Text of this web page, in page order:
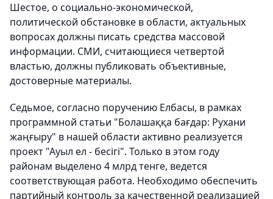
Шестое, о социально-экономической,
политической обстановке в области, актуальных
вопросах​ должны писать средства массовой
информации. СМИ, считающиеся четвертой
властью, должны публиковать объективные,
достоверные материалы.
Седьмое, согласно поручению Елбасы, в рамках
программной статьи "Болашаққа бағдар: Рухани
жаңғыру" в нашей области активно реализуется
проект "Ауыл ел - бесігі". Только в этом году
районам выделено 4 млрд тенге, ведется
соответствующая работа. Необходимо обеспечить
партийный контроль за качественной реализацией